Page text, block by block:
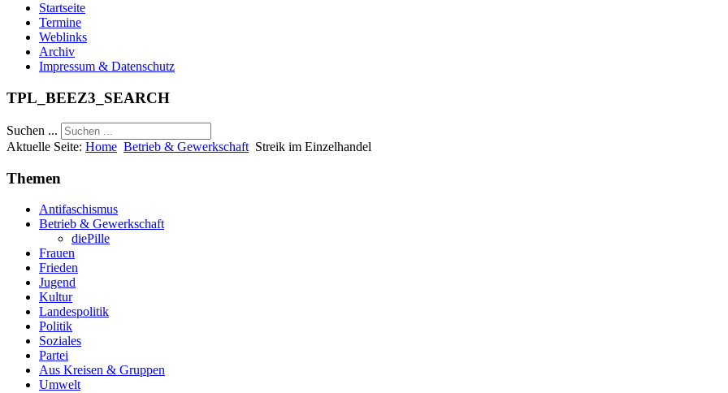
Startseite
Termine
Weblinks
Archiv
Impressum & Datenschutz
TPL_BEEZ3_SEARCH
Suchen ...
Aktuelle Seite: Home Betrieb & Gewerkschaft Streik im Einzelhandel
Themen
Antifaschismus
Betrieb & Gewerkschaft
diePille
Frauen
Frieden
Jugend
Kultur
Landespolitik
Politik
Soziales
Partei
Aus Kreisen & Gruppen
Umwelt